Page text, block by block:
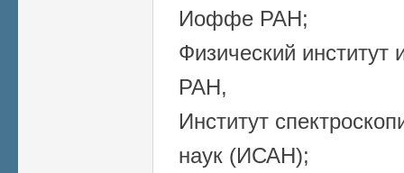
Иоффе РАН;
Физический
РАН,
Институт
наук (ИСАН);